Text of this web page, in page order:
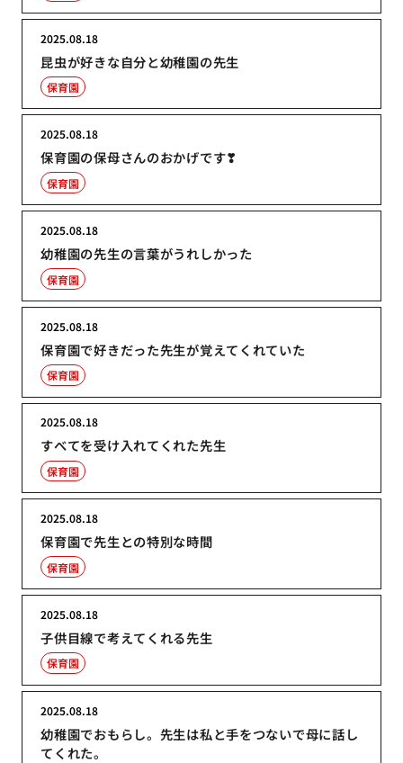
昆虫が好きな自分と幼稚園の先生
2025.08.18
保育園
保育園の保母さんのおかげです❣
2025.08.18
保育園
幼稚園の先生の言葉がうれしかった
2025.08.18
保育園
保育園で好きだった先生が覚えてくれていた
2025.08.18
保育園
すべてを受け入れてくれた先生
2025.08.18
保育園
保育園で先生との特別な時間
2025.08.18
保育園
子供目線で考えてくれる先生
2025.08.18
保育園
幼稚園でおもらし。先生は私と手をつないで母に話し
てくれた。
2025.08.18